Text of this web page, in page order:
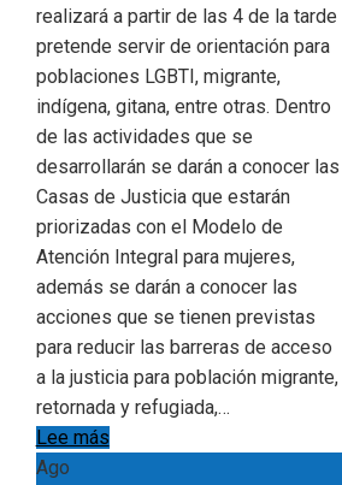
realizará a partir de las 4 de la tarde
pretende servir de orientación para
poblaciones LGBTI, migrante,
indígena, gitana, entre otras. Dentro
de las actividades que se
desarrollarán se darán a conocer las
Casas de Justicia que estarán
priorizadas con el Modelo de
Atención Integral para mujeres,
además se darán a conocer las
acciones que se tienen previstas
para reducir las barreras de acceso
a la justicia para población migrante,
retornada y refugiada,…
Lee más
Ago